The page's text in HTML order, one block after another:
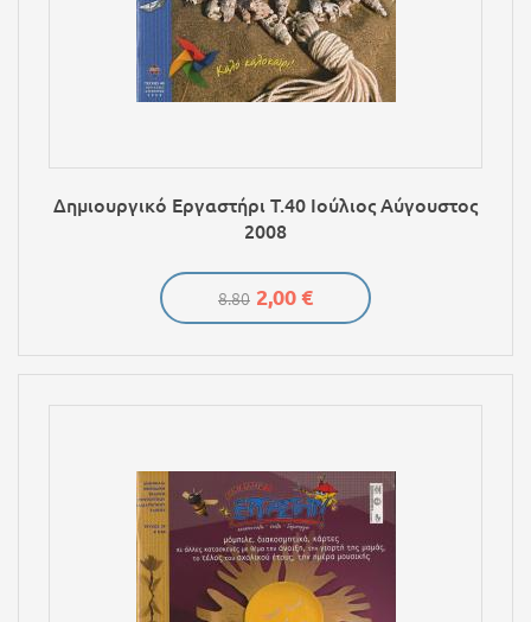
Δημιουργικό Εργαστήρι Τ.40 Ιούλιος Αύγουστος
2008
8.80 2,00 €